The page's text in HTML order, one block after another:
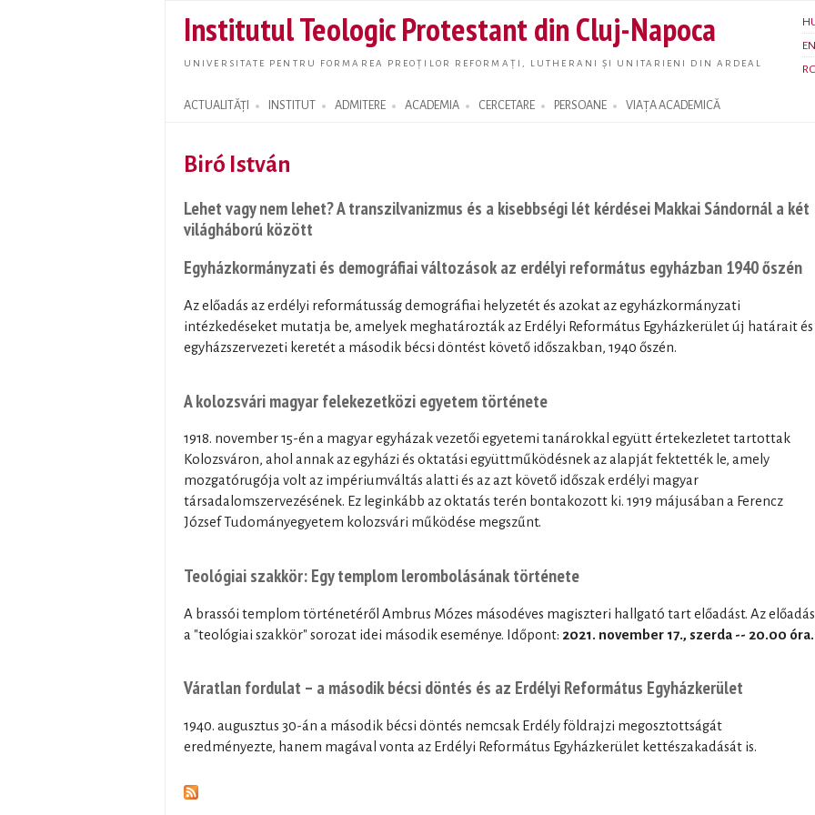
main
content
Institutul Teologic Protestant din Cluj-Napoca
UNIVERSITATE PENTRU FORMAREA PREOȚILOR REFORMAȚI, LUTHERANI ȘI UNITARIENI DIN ARDEAL
EN
ACTUALITĂȚI INSTITUT ADMITERE ACADEMIA CERCETARE PERSOANE VIAȚA ACADEMICĂ
Search form
Biró István
Lehet vagy nem lehet? A transzilvanizmus és a kisebbségi lét kérdései Makkai Sándornál a két
világháború között
Egyházkormányzati és demográfiai változások az erdélyi református egyházban 1940 őszén
Az előadás az erdélyi reformátusság demográfiai helyzetét és azokat az egyházkormányzati
intézkedéseket mutatja be, amelyek meghatározták az Erdélyi Református Egyházkerület új határait és
egyházszervezeti keretét a második bécsi döntést követő időszakban, 1940 őszén.
A kolozsvári magyar felekezetközi egyetem története
1918. november 15-én a magyar egyházak vezetői egyetemi tanárokkal együtt értekezletet tartottak
Kolozsváron, ahol annak az egyházi és oktatási együttműködésnek az alapját fektették le, amely
mozgatórugója volt az impériumváltás alatti és az azt követő időszak erdélyi magyar
társadalomszervezésének. Ez leginkább az oktatás terén bontakozott ki. 1919 májusában a Ferencz
József Tudományegyetem kolozsvári működése megszűnt.
Teológiai szakkör: Egy templom lerombolásának története
A brassói templom történetéről Ambrus Mózes másodéves magiszteri hallgató tart előadást. Az előadás
a "teológiai szakkör" sorozat idei második eseménye. Időpont: 2021. november 17., szerda -- 20.00 óra.
Váratlan fordulat – a második bécsi döntés és az Erdélyi Református Egyházkerület
1940. augusztus 30-án a második bécsi döntés nemcsak Erdély földrajzi megosztottságát
eredményezte, hanem magával vonta az Erdélyi Református Egyházkerület kettészakadását is.